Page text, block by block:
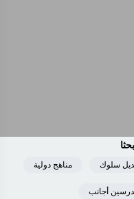
سلوك مناهج دولية
أجانب